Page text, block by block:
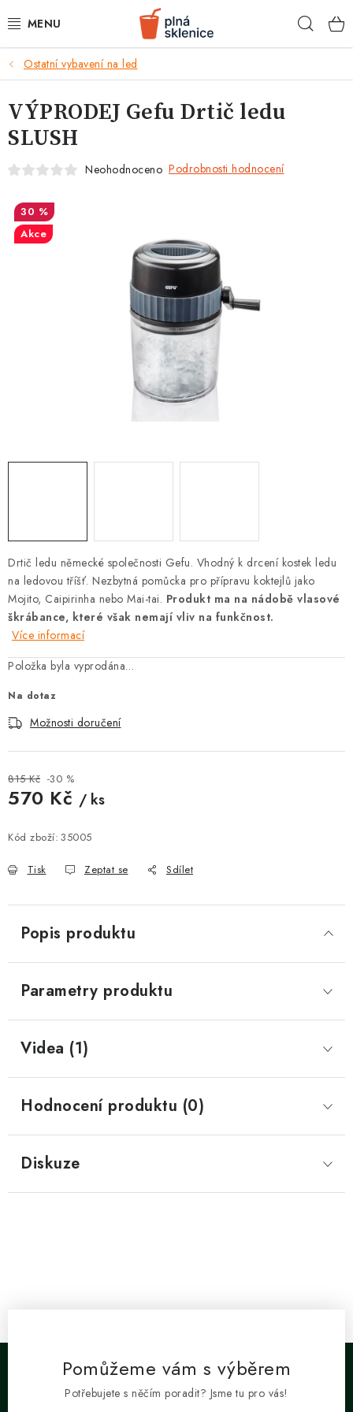
na
BARMANSKÉ POTŘEBY
SKLENICE NA KOKTEJLY
KOKTEJLOVÉ INGREDIENCE
RECEPTY
Ostatní vybavení na led
Drtič ledu německé společnosti Gefu. Vhodný k drcení kostek ledu
na ledovou tříšť. Nezbytná pomůcka pro přípravu koktejlů jako
Mojito, Caipirinha nebo Mai-tai. Produkt ma na nádobě vlasové
škrábance, které však nemají vliv na funkčnost.
Více informací
Položka byla vyprodána…
Na dotaz
Možnosti doručení
815 Kč -30 %
570 Kč / ks
Kód zboží: 35005
Tisk Zeptat se Sdílet
VÝPRODEJ Gefu Drtič ledu
SLUSH
Neohodnoceno Podrobnosti hodnocení
30 %
Akce
Popis produktu
Parametry produktu
Videa (1)
Hodnocení produktu (0)
Diskuze
Pomůžeme vám s výběrem
Potřebujete s něčím poradit? Jsme tu pro vás!